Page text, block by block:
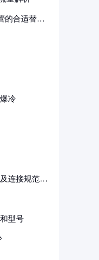
的合适替代
冷
连接规范详
型号